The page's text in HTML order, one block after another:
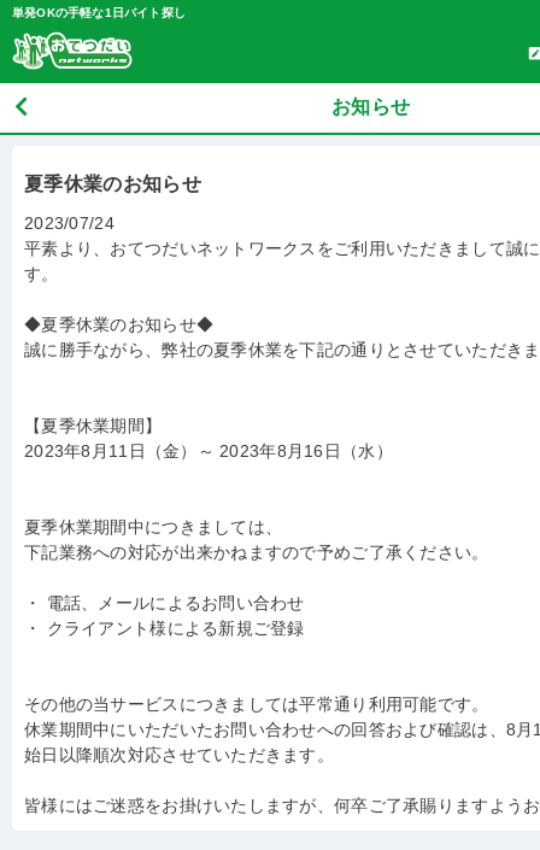
単発OKの手軽な1日バイト探し
お知らせ
夏季休業のお知らせ
2023/07/24
平素より、おてつだいネットワークスをご利用いただきまして誠
す。
◆夏季休業のお知らせ◆
誠に勝手ながら、弊社の夏季休業を下記の通りとさせていただき
【夏季休業期間】
2023年8月11日（金）～ 2023年8月16日（水）
夏季休業期間中につきましては、
下記業務への対応が出来かねますので予めご了承ください。
・ 電話、メールによるお問い合わせ
・ クライアント様による新規ご登録
その他の当サービスにつきましては平常通り利用可能です。
休業期間中にいただいたお問い合わせへの回答および確認は、8
始日以降順次対応させていただきます。
皆様にはご迷惑をお掛けいたしますが、何卒ご了承賜りますよう